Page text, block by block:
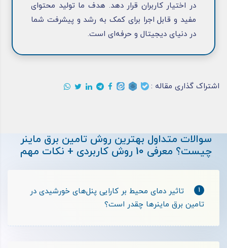
در اختیار کاربران قرار دهد. هدف ما تولید محتوای
مفید و قابل اجرا برای کمک به رشد و پیشرفت شما
در دنیای دیجیتال و حرفه‌ای است.
اشتراک گذاری مقاله :
سوالات متداول بهترین روش تامین برق ماینر
چیست؟ معرفی 10 روش کاربردی + نکات مهم
1
تاثیر دمای محیط بر کارایی پنل‌های خورشیدی در
تامین برق ماینرها چقدر است؟